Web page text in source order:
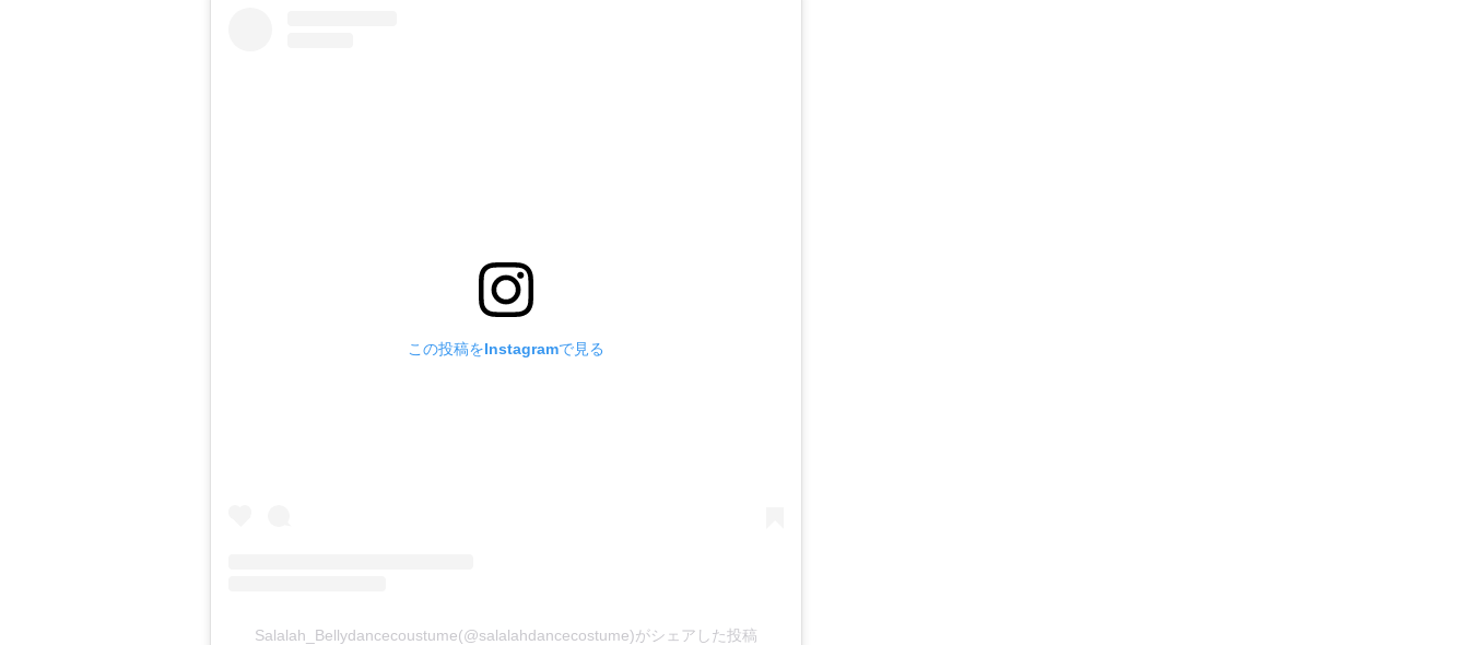
この投稿をInstagramで見る
Salalah_Bellydancecoustume(@salalahdancecostume)がシェアした投稿